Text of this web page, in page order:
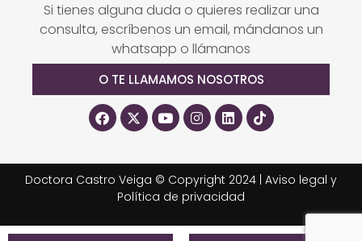
Si tienes alguna duda o quieres realizar una
consulta, escríbenos un email, mándanos un
whatsapp o llámanos
O TE LLAMAMOS NOSOTROS
Doctora Castro Veiga © Copyright 2024 | Aviso legal y
Política de privacidad